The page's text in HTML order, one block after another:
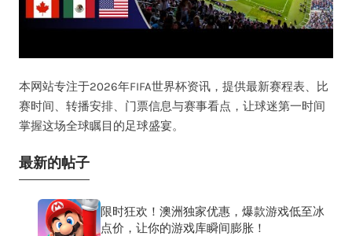
本网站专注于2026年FIFA世界杯资讯，提供最新赛程表、比
赛时间、转播安排、门票信息与赛事看点，让球迷第一时间
掌握这场全球瞩目的足球盛宴。
最新的帖子
限时狂欢！澳洲独家优惠，爆款游戏低至冰
点价，让你的游戏库瞬间膨胀！